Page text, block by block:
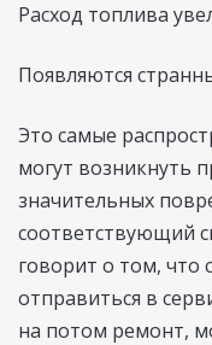
Расход топлива
Появляются
Это самые
могут возникнуть
значительных
соответствующий
говорит о том, что
отправиться в
на потом ремонт,